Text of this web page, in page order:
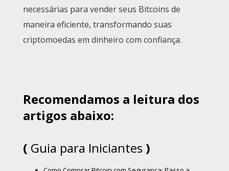
necessárias para vender seus Bitcoins de
maneira eficiente, transformando suas
criptomoedas em dinheiro com confiança.
Recomendamos a leitura dos
artigos abaixo:
( Guia para Iniciantes )